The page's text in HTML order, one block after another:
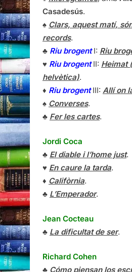
Casadesús.
♠ Clars, aquest matí,
records.
♣ Riu brogentI: Riu
♥ Riu brogentII: Heimat
helvètica).
♦ Riu brogentIII: Allí on
♠ Converses.
♣ Fer les cartes.
Jordi Coca
♣ El diable i l’home just.
♥ En caure la tarda.
♦ Califòrnia.
♣ L’Emperador.
Jean Cocteau
♣ La dificultat de ser.
Richard Cohen
♣ Cómo piensan los